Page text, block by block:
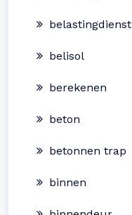
belastingdienst
belisol
berekenen
beton
betonnen trap
binnen